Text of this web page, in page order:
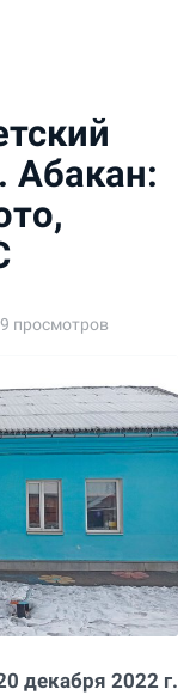
Абакан:
просмотров
декабря 2022 г.